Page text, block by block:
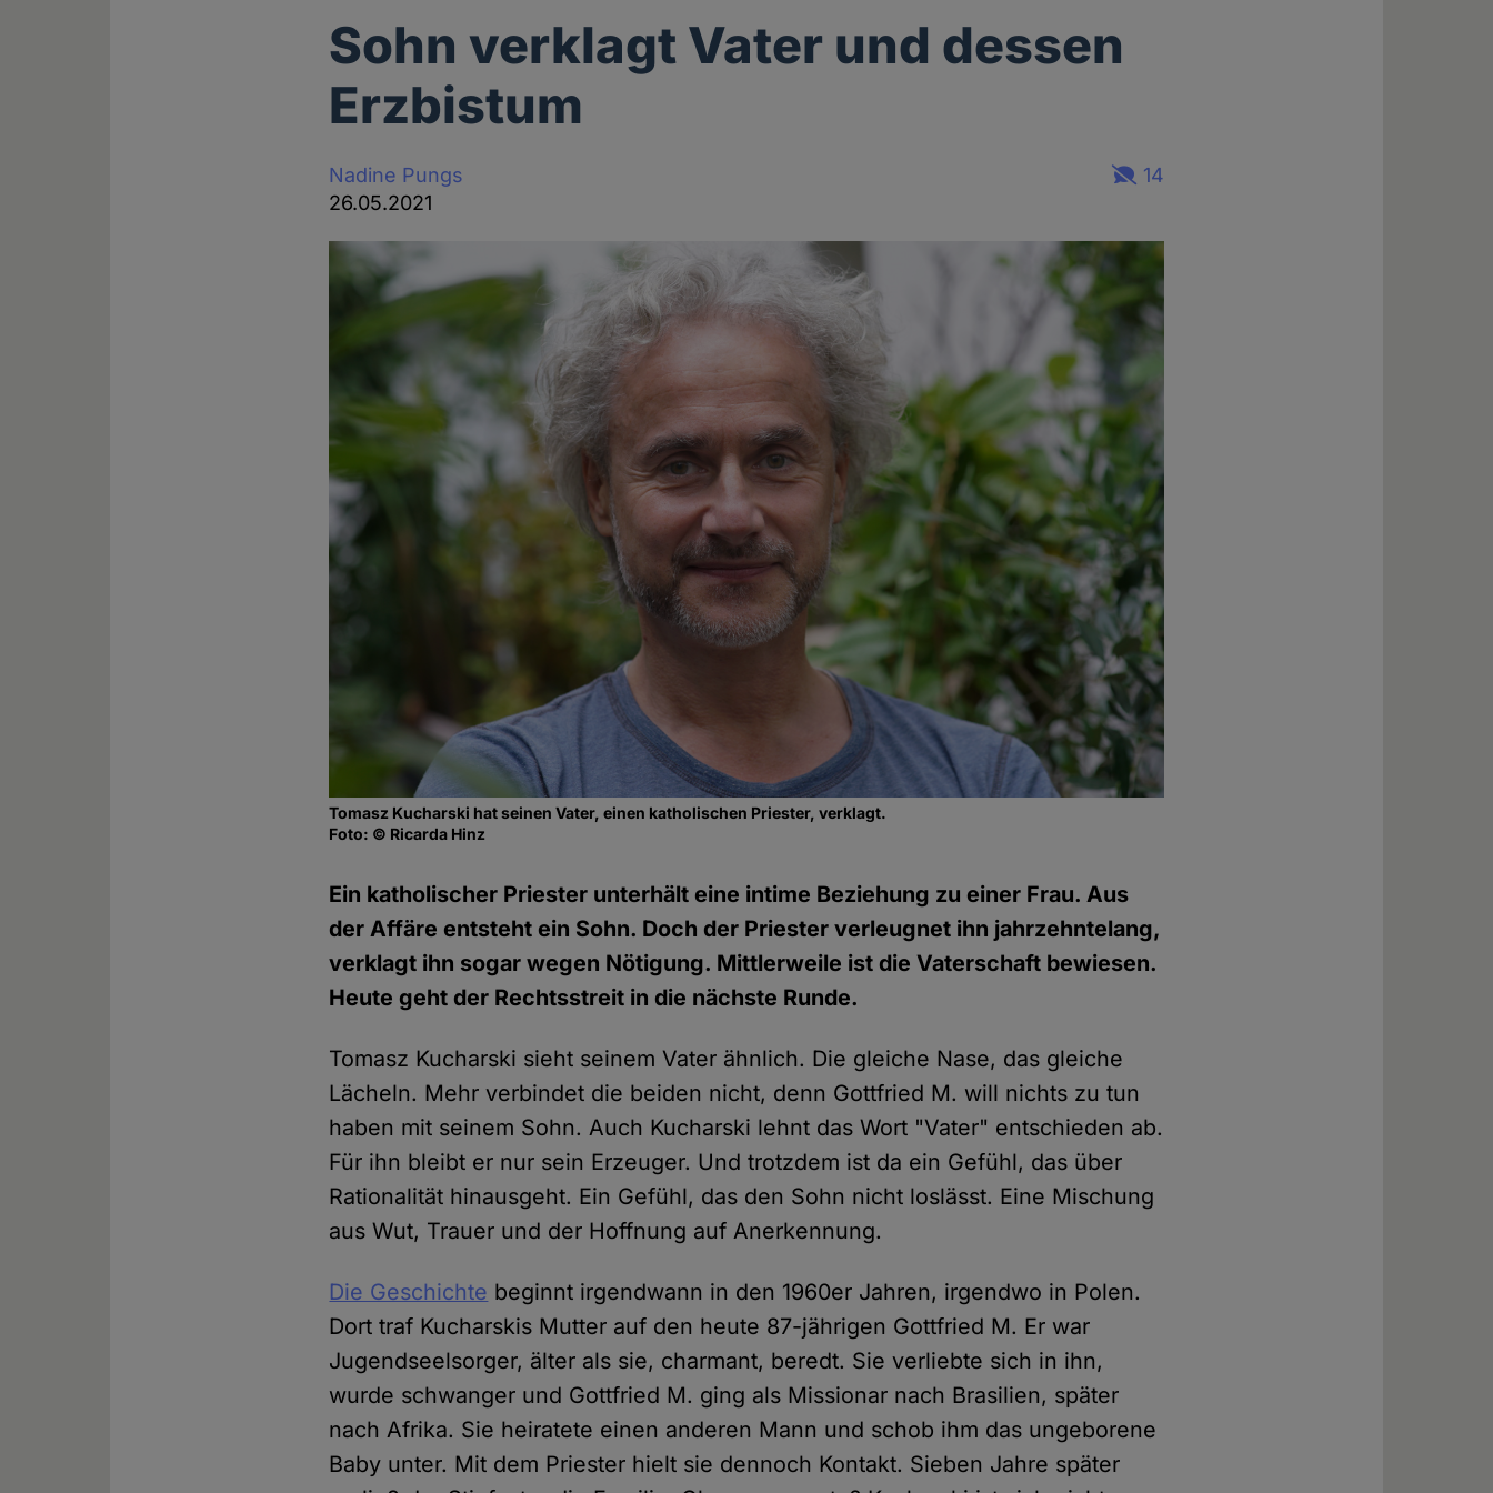
Sohn verklagt Vater und dessen
Erzbistum
Nadine Pungs
26.05.2021
14
Tomasz Kucharski hat seinen Vater, einen katholischen Priester, verklagt.
Foto: © Ricarda Hinz
Ein katholischer Priester unterhält eine intime Beziehung zu einer Frau. Aus
der Affäre entsteht ein Sohn. Doch der Priester verleugnet ihn jahrzehntelang,
verklagt ihn sogar wegen Nötigung. Mittlerweile ist die Vaterschaft bewiesen.
Heute geht der Rechtsstreit in die nächste Runde.
Tomasz Kucharski sieht seinem Vater ähnlich. Die gleiche Nase, das gleiche
Lächeln. Mehr verbindet die beiden nicht, denn Gottfried M. will nichts zu tun
haben mit seinem Sohn. Auch Kucharski lehnt das Wort "Vater" entschieden ab.
Für ihn bleibt er nur sein Erzeuger. Und trotzdem ist da ein Gefühl, das über
Rationalität hinausgeht. Ein Gefühl, das den Sohn nicht loslässt. Eine Mischung
aus Wut, Trauer und der Hoffnung auf Anerkennung.
Die Geschichte beginnt irgendwann in den 1960er Jahren, irgendwo in Polen.
Dort traf Kucharskis Mutter auf den heute 87-jährigen Gottfried M. Er war
Jugendseelsorger, älter als sie, charmant, beredt. Sie verliebte sich in ihn,
wurde schwanger und Gottfried M. ging als Missionar nach Brasilien, später
nach Afrika. Sie heiratete einen anderen Mann und schob ihm das ungeborene
Baby unter. Mit dem Priester hielt sie dennoch Kontakt. Sieben Jahre später